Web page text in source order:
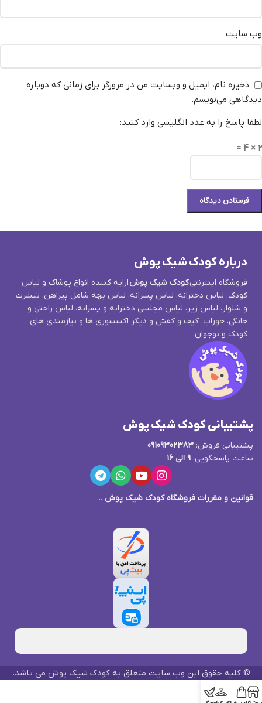
وب‌ سایت
ذخیره نام، ایمیل و وبسایت من در مرورگر برای زمانی که دوباره
دیدگاهی می‌نویسم.
لطفا پاسخ را به عدد انگلیسی وارد کنید:
2 × 4 =
درباره کودک شیک پوش
فروشگاه اینترنتیکودک شیک پوشارایه کننده انواع پوشاک و لباس
کودک، لباس دخترانه، لباس پسرانه، لباس بچه شامل پیراهن، تیشرت
و شلوار، لباس زیر، لباس مجلسی دخترانه و پسرانه، لباس راحتی و
خانگی، جوراب، کیف و کفش و دیگر اکسسوری ها و نیازمندی های
کودک و نوجوان.
پشتیبانی کودک شیک پوش
پشتیبانی فروش: 09109302383
ساعت پاسخگویی: 9 الی 16
قوانین و مقررات فروشگاه کودک شیک پوش ...
© کلیه حقوق این وب سایت متعلق به کودک شیک پوش می باشد.